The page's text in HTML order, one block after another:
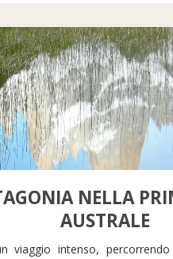
NELLA
AUSTRALE
viaggio intenso,